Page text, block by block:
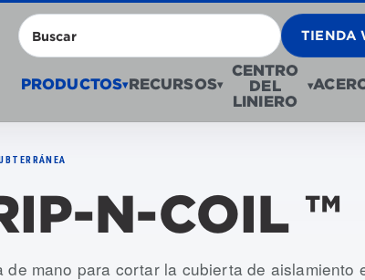
Buscar TIENDA
PRODUCTOS▾RECURSOS▾
CENTRO
DEL
LINIERO
▾
N-COIL ™
articulo: USCS-001
de mano para cortar la cubierta de aislamiento